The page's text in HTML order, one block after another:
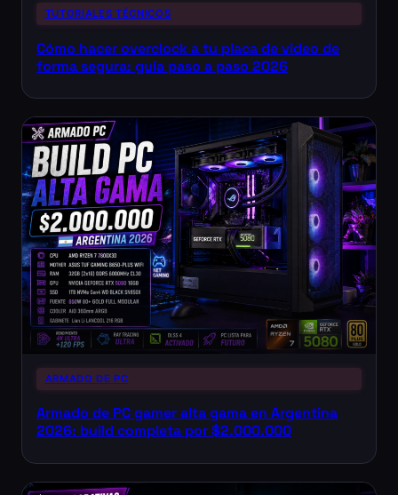
TUTORIALES TÉCNICOS
Cómo hacer overclock a tu placa de video de
forma segura: guía paso a paso 2026
ARMADO DE PC
Armado de PC gamer alta gama en Argentina
2026: build completa por $2.000.000